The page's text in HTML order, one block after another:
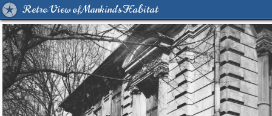
Retro View of Mankind's Habitat